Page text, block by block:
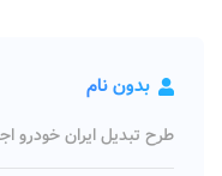
بدون نام
طرح تبدیل ایران خودرو